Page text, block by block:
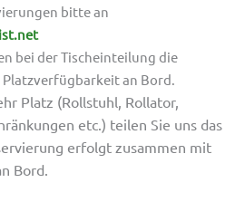
bitte an
bei der Tischeinteilung die
Platzverfügbarkeit an Bord.
Platz (Rollstuhl, Rollator,
etc.) teilen Sie uns das
erfolgt zusammen mit
Bord.